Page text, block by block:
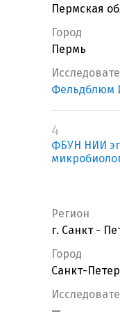
Пермская
Город
Пермь
Фельдблюм
4
ФБУН НИИ
Регион
г. Санкт -
Город
Санкт-
—